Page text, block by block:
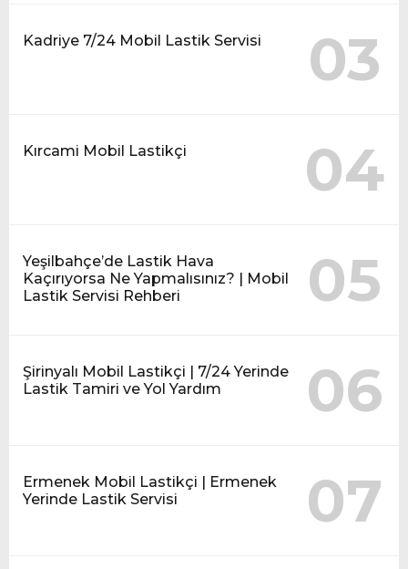
Kadriye 7/24 Mobil Lastik Servisi 03
Kırcami Mobil Lastikçi 04
Yeşilbahçe’de Lastik Hava
Kaçırıyorsa Ne Yapmalısınız? | Mobil
Lastik Servisi Rehberi
05
Şirinyalı Mobil Lastikçi | 7/24 Yerinde
Lastik Tamiri ve Yol Yardım
06
Ermenek Mobil Lastikçi | Ermenek
Yerinde Lastik Servisi
07